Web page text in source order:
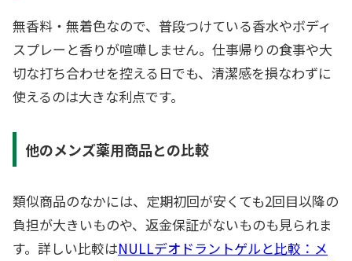
無香料・無着色なので、普段つけている香水やボディ
スプレーと香りが喧嘩しません。仕事帰りの食事や大
切な打ち合わせを控える日でも、清潔感を損なわずに
使えるのは大きな利点です。
他のメンズ薬用商品との比較
類似商品のなかには、定期初回が安くても2回目以降の
負担が大きいものや、返金保証がないものも見られま
す。詳しい比較はNULLデオドラントゲルと比較：メ